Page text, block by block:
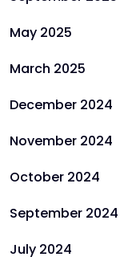
May 2025
March 2025
December 2024
November 2024
October 2024
September 2024
July 2024